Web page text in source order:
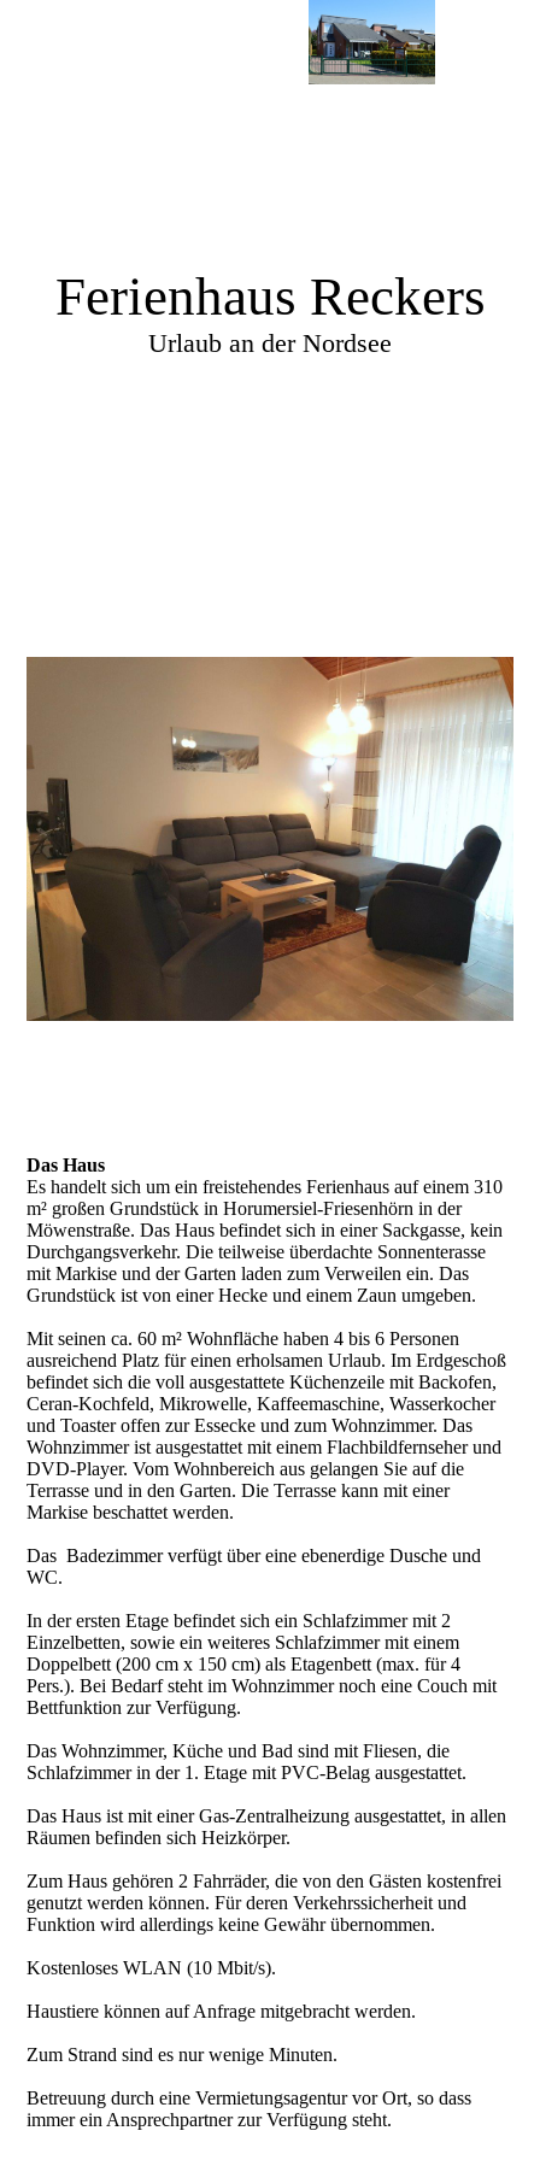
Ferienhaus Reckers
Urlaub an der Nordsee
Das Haus
Es handelt sich um ein freistehendes Ferienhaus auf einem 310
m² großen Grundstück in Horumersiel-Friesenhörn in der
Möwenstraße. Das Haus befindet sich in einer Sackgasse, kein
Durchgangsverkehr. Die teilweise überdachte Sonnenterasse
mit Markise und der Garten laden zum Verweilen ein. Das
Grundstück ist von einer Hecke und einem Zaun umgeben.
Mit seinen ca. 60 m² Wohnfläche haben 4 bis 6 Personen
ausreichend Platz für einen erholsamen Urlaub. Im Erdgeschoß
befindet sich die voll ausgestattete Küchenzeile mit Backofen,
Ceran-Kochfeld, Mikrowelle, Kaffeemaschine, Wasserkocher
und Toaster offen zur Essecke und zum Wohnzimmer. Das
Wohnzimmer ist ausgestattet mit einem Flachbildfernseher und
DVD-Player. Vom Wohnbereich aus gelangen Sie auf die
Terrasse und in den Garten. Die Terrasse kann mit einer
Markise beschattet werden.
Das Badezimmer verfügt über eine ebenerdige Dusche und
WC.
In der ersten Etage befindet sich ein Schlafzimmer mit 2
Einzelbetten, sowie ein weiteres Schlafzimmer mit einem
Doppelbett (200 cm x 150 cm) als Etagenbett (max. für 4
Pers.). Bei Bedarf steht im Wohnzimmer noch eine Couch mit
Bettfunktion zur Verfügung.
Das Wohnzimmer, Küche und Bad sind mit Fliesen, die
Schlafzimmer in der 1. Etage mit PVC-Belag ausgestattet.
Das Haus ist mit einer Gas-Zentralheizung ausgestattet, in allen
Räumen befinden sich Heizkörper.
Zum Haus gehören 2 Fahrräder, die von den Gästen kostenfrei
genutzt werden können. Für deren Verkehrssicherheit und
Funktion wird allerdings keine Gewähr übernommen.
Kostenloses WLAN (10 Mbit/s).
Haustiere können auf Anfrage mitgebracht werden.
Zum Strand sind es nur wenige Minuten.
Betreuung durch eine Vermietungsagentur vor Ort, so dass
immer ein Ansprechpartner zur Verfügung steht.